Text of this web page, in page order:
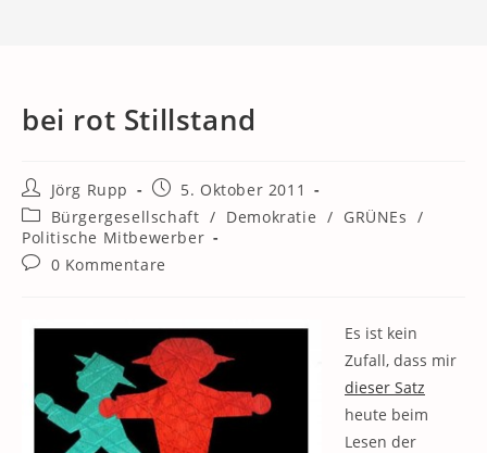
bei rot Stillstand
Beitrags-
Autor:
Jörg Rupp
Beitrag
veröffentlicht:
5. Oktober 2011
Beitrags-
Kategorie:
Bürgergesellschaft / Demokratie / GRÜNEs /
Politische Mitbewerber
Beitrags-
0 Kommentare
Es ist kein
Zufall, dass mir
dieser Satz
heute beim
Lesen der